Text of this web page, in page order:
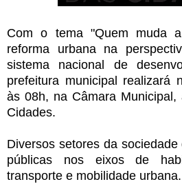
Com o tema "Quem muda
reforma urbana na
sistema nacional de
prefeitura municipal realizará
às 08h, na Câmara Municipal,
Cidades.
Diversos setores da
públicas nos eixos de
transporte e mobilidade urbana.